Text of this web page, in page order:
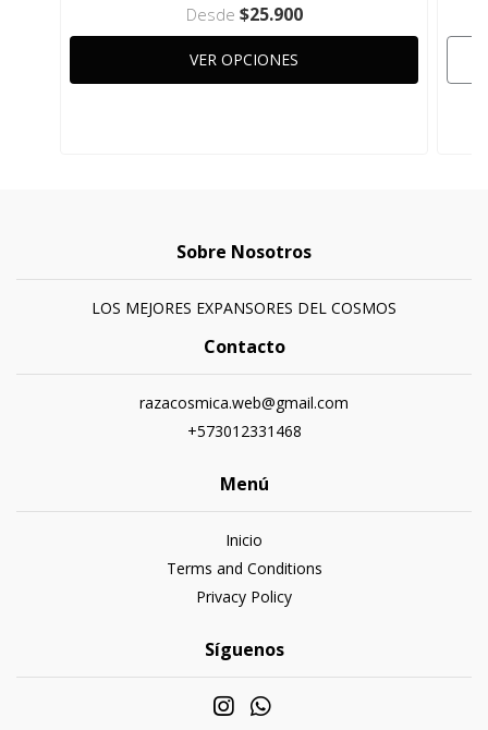
Desde $25.900
VER OPCIONES
Sobre Nosotros
LOS MEJORES EXPANSORES DEL COSMOS
Contacto
razacosmica.web@gmail.com
+573012331468
Menú
Inicio
Terms and Conditions
Privacy Policy
Síguenos